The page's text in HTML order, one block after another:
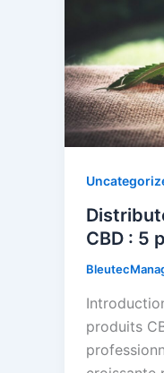
CBD : 5
produits